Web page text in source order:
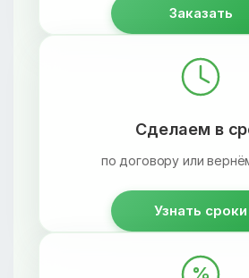
Заказать
Сделаем в
по договору или
Узнать сроки
%